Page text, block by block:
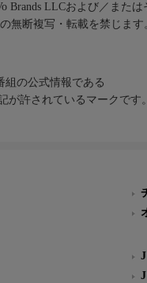
LLCおよび／また
無断複写・転載を禁じます
組の公式情報である
が許されているマークです。